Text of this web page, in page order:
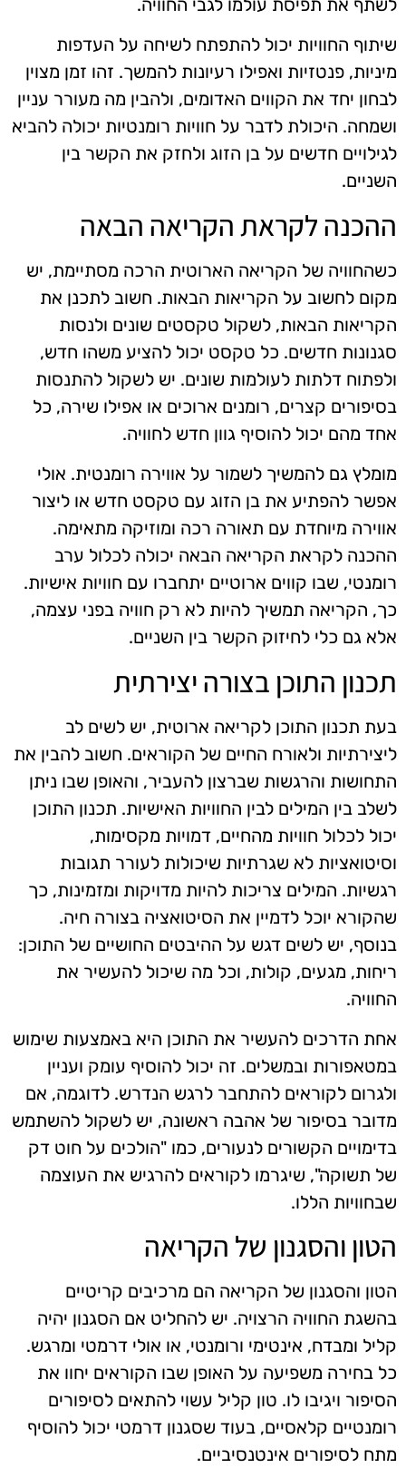
לשתף את תפיסת עולמו לגבי החוויה.
שיתוף החוויות יכול להתפתח לשיחה על העדפות
מיניות, פנטזיות ואפילו רעיונות להמשך. זהו זמן מצוין
לבחון יחד את הקווים האדומים, ולהבין מה מעורר עניין
ושמחה. היכולת לדבר על חוויות רומנטיות יכולה להביא
לגילויים חדשים על בן הזוג ולחזק את הקשר בין
השניים.
ההכנה לקראת הקריאה הבאה
כשהחוויה של הקריאה הארוטית הרכה מסתיימת, יש
מקום לחשוב על הקריאות הבאות. חשוב לתכנן את
הקריאות הבאות, לשקול טקסטים שונים ולנסות
סגנונות חדשים. כל טקסט יכול להציע משהו חדש,
ולפתוח דלתות לעולמות שונים. יש לשקול להתנסות
בסיפורים קצרים, רומנים ארוכים או אפילו שירה, כל
אחד מהם יכול להוסיף גוון חדש לחוויה.
מומלץ גם להמשיך לשמור על אווירה רומנטית. אולי
אפשר להפתיע את בן הזוג עם טקסט חדש או ליצור
אווירה מיוחדת עם תאורה רכה ומוזיקה מתאימה.
ההכנה לקראת הקריאה הבאה יכולה לכלול ערב
רומנטי, שבו קווים ארוטיים יתחברו עם חוויות אישיות.
כך, הקריאה תמשיך להיות לא רק חוויה בפני עצמה,
אלא גם כלי לחיזוק הקשר בין השניים.
תכנון התוכן בצורה יצירתית
בעת תכנון התוכן לקריאה ארוטית, יש לשים לב
ליצירתיות ולאורח החיים של הקוראים. חשוב להבין את
התחושות והרגשות שברצון להעביר, והאופן שבו ניתן
לשלב בין המילים לבין החוויות האישיות. תכנון התוכן
יכול לכלול חוויות מהחיים, דמויות מקסימות,
וסיטואציות לא שגרתיות שיכולות לעורר תגובות
רגשיות. המילים צריכות להיות מדויקות ומזמינות, כך
שהקורא יוכל לדמיין את הסיטואציה בצורה חיה.
בנוסף, יש לשים דגש על ההיבטים החושיים של התוכן:
ריחות, מגעים, קולות, וכל מה שיכול להעשיר את
החוויה.
אחת הדרכים להעשיר את התוכן היא באמצעות שימוש
במטאפורות ובמשלים. זה יכול להוסיף עומק ועניין
ולגרום לקוראים להתחבר לרגש הנדרש. לדוגמה, אם
מדובר בסיפור של אהבה ראשונה, יש לשקול להשתמש
בדימויים הקשורים לנעורים, כמו "הולכים על חוט דק
של תשוקה", שיגרמו לקוראים להרגיש את העוצמה
שבחוויות הללו.
הטון והסגנון של הקריאה
הטון והסגנון של הקריאה הם מרכיבים קריטיים
בהשגת החוויה הרצויה. יש להחליט אם הסגנון יהיה
קליל ומבדח, אינטימי ורומנטי, או אולי דרמטי ומרגש.
כל בחירה משפיעה על האופן שבו הקוראים יחוו את
הסיפור ויגיבו לו. טון קליל עשוי להתאים לסיפורים
רומנטיים קלאסיים, בעוד שסגנון דרמטי יכול להוסיף
מתח לסיפורים אינטנסיביים.